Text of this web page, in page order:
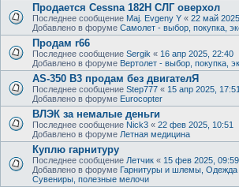
Продается Cessna 182H СЛГ оверхол
Последнее сообщение Maj. Evgeny Y « 22 май
Добавлено в форуме Самолет - выбор, покупка,
Продам r66
Последнее сообщение Sergik « 16 апр 2025, 22:40
Добавлено в форуме Вертолет - выбор, покупка,
AS-350 B3 продам без двигателЯ
Последнее сообщение Step777 « 15 апр 2025, 17:51
Добавлено в форуме Eurocopter
ВЛЭК за немалые деньги
Последнее сообщение Nick3 « 22 фев 2025, 10:51
Добавлено в форуме Летная медицина
Куплю гарнитуру
Последнее сообщение Летчик « 15 фев 2025, 09:59
Добавлено в форуме Гарнитуры и шлемы, Одежда
Сувениры, полезные мелочи